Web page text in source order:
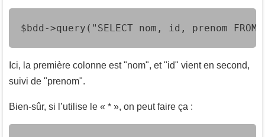
$bdd->query("SELECT nom, id, prenom FROM
Ici, la première colonne est "nom", et "id" vient en second,
suivi de "prenom".
Bien-sûr, si l’utilise le « * », on peut faire ça :